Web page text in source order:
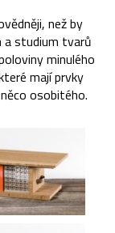
než by
a studium tvarů
minulého
mají prvky
osobitého.